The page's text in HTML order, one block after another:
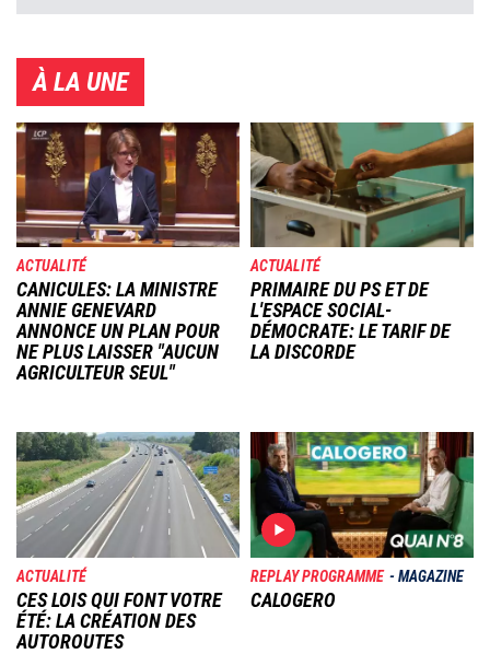
À LA UNE
Image
ACTUALITÉ
CANICULES: LA MINISTRE
ANNIE GENEVARD
ANNONCE UN PLAN POUR
NE PLUS LAISSER "AUCUN
AGRICULTEUR SEUL"
Image
ACTUALITÉ
PRIMAIRE DU PS ET DE
L'ESPACE SOCIAL-
DÉMOCRATE: LE TARIF DE
LA DISCORDE
Image
ACTUALITÉ
CES LOIS QUI FONT VOTRE
ÉTÉ: LA CRÉATION DES
AUTOROUTES
Image
REPLAY PROGRAMME MAGAZINE
CALOGERO